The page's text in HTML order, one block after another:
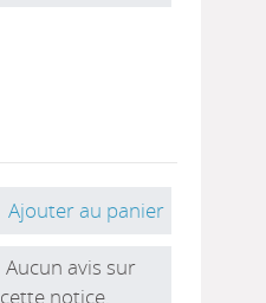
Ajouter au panier
Aucun avis sur
cette notice.